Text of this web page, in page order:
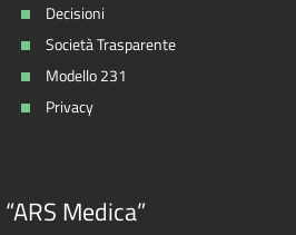
Decisioni
Società Trasparente
Modello 231
Privacy
“ARS Medica”